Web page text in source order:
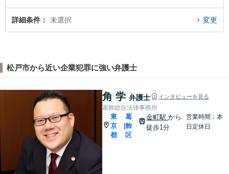
詳細条件 未選択 変更
松戸市から近い企業犯罪に強い弁護士
角 学 弁護士 インタビューを見る
葛飾総合法律事務所
東
京
都
葛
飾
区
金町駅から
徒歩1分
営業時間：本
日定休日